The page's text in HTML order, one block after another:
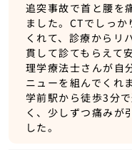
追突事故で首と腰を
ました。CTでしっか
くれて、診療からリ
貫して診てもらえて
理学療法士さんが自
ニューを組んでくれ
学前駅から徒歩3分
く、少しずつ痛みが
した。